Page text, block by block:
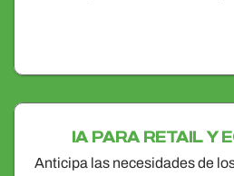
IA PARA RETAIL Y
Anticipa las necesidades de